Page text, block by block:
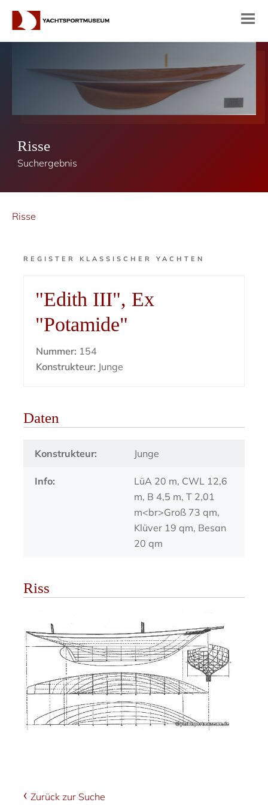
Risse
Suchergebnis
Risse
REGISTER KLASSISCHER YACHTEN
"Edith III", Ex
"Potamide"
Nummer: 154
Konstrukteur: Junge
Daten
Konstrukteur: Junge
Info:
LüA 20 m, CWL 12,6
m, B 4,5 m, T 2,01
m<br>Groß 73 qm,
Klüver 19 qm, Besan
20 qm
Riss
Zurück zur Suche